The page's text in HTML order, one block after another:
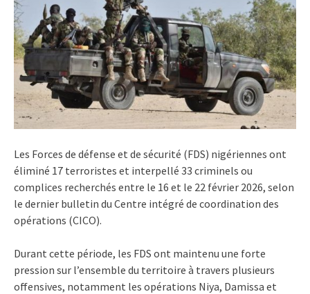
Les Forces de défense et de sécurité (FDS) nigériennes ont
éliminé 17 terroristes et interpellé 33 criminels ou
complices recherchés entre le 16 et le 22 février 2026, selon
le dernier bulletin du Centre intégré de coordination des
opérations (CICO).
Durant cette période, les FDS ont maintenu une forte
pression sur l’ensemble du territoire à travers plusieurs
offensives, notamment les opérations Niya, Damissa et